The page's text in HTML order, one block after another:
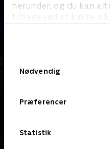
herunder, og du kan
tilbage ved at klikke på
Nødvendig
Præferencer
Statistik